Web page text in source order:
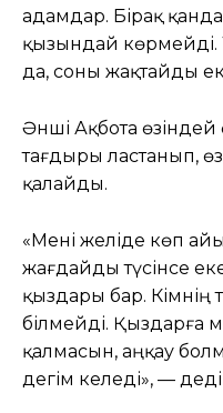
адамдар. Бірақ
қызындай көрмейді.
да, соны жақтайды
Әнші Ақбота
тағдыры ластанып,
қалайды.
«Мені желіде көп
жағдайды түсінсе
қыздары бар. Кімнің
білмейді. Қыздарға
қалмасын, аңқау
дегім келеді», —